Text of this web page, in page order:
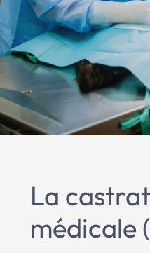
La
médicale